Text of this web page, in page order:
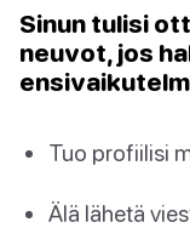
Sinun tulisi
neuvot, jos
Tuo profiilisi
Älä lähetä